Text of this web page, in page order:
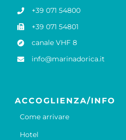
+39 071 54800
+39 071 54801
canale VHF 8
info@marinadorica.it
ACCOGLIENZA/INFO
Come arrivare
Hotel